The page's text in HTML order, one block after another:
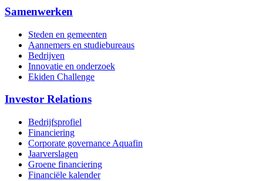
Samenwerken
Steden en gemeenten
Aannemers en studiebureaus
Bedrijven
Innovatie en onderzoek
Ekiden Challenge
Investor Relations
Bedrijfsprofiel
Financiering
Corporate governance Aquafin
Jaarverslagen
Groene financiering
Financiële kalender